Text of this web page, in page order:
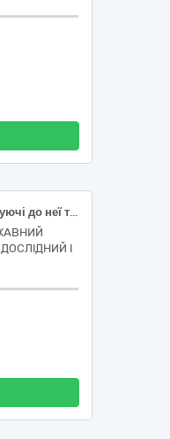
«Комп’ютерна техніка, комплектуючі до неї та програмне забезпечення, за кодом ДК 021:2015: 30210000-0 — Машини для обробки даних (апаратна частина)».
І